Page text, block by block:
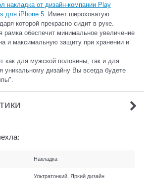
накладка от дизайн-компании Play
для iPhone 5. Имеет шероховатую
которой прекрасно сидит в руке.
рамка обеспечит минимальное увеличение
и максимальную защиту при хранении и
как для мужской половины, так и для
уникальному дизайну Вы всегда будете
Накладка
Ультратонкий, Яркий дизайн